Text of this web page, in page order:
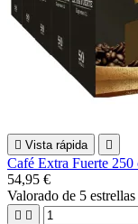
 Vista rápida 
Café Extra Fuerte 250
54,95 €
Valorado de 5
 